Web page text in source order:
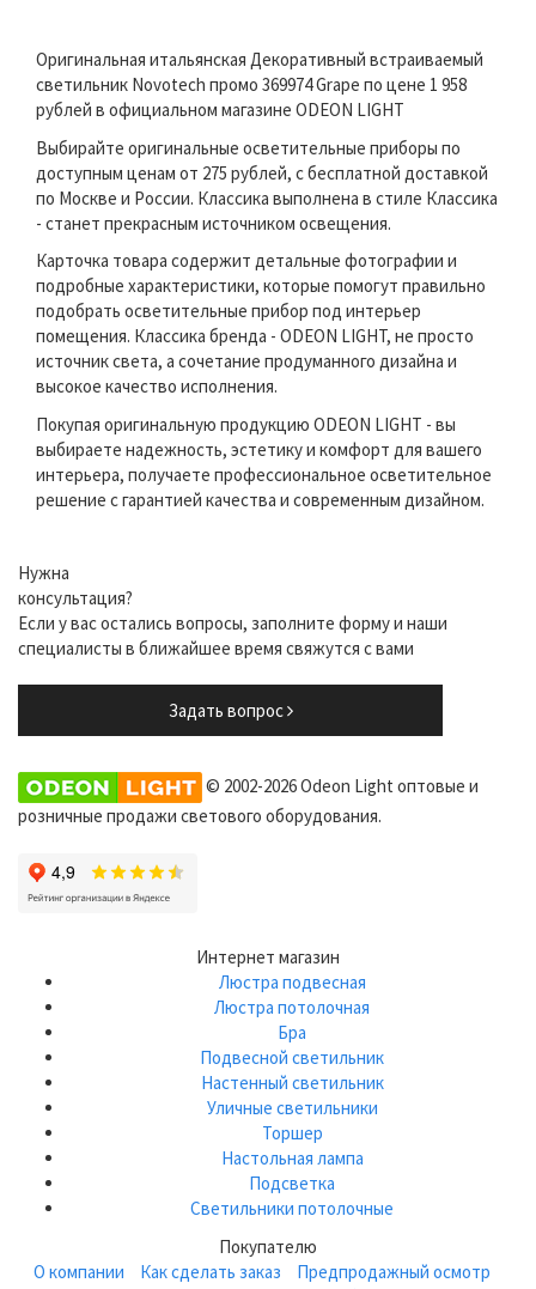
Оригинальная итальянская Декоративный встраиваемый
светильник Novotech промо 369974 Grape по цене 1 958
рублей в официальном магазине ODEON LIGHT
Выбирайте оригинальные осветительные приборы по
доступным ценам от 275 рублей, с бесплатной доставкой
по Москве и России. Классика выполнена в стиле Классика
- станет прекрасным источником освещения.
Карточка товара содержит детальные фотографии и
подробные характеристики, которые помогут правильно
подобрать осветительные прибор под интерьер
помещения. Классика бренда - ODEON LIGHT, не просто
источник света, а сочетание продуманного дизайна и
высокое качество исполнения.
Покупая оригинальную продукцию ODEON LIGHT - вы
выбираете надежность, эстетику и комфорт для вашего
интерьера, получаете профессиональное осветительное
решение с гарантией качества и современным дизайном.
Нужна
консультация?
Если у вас остались вопросы, заполните форму и наши
специалисты в ближайшее время свяжутся с вами
Задать вопрос
© 2002-2026 Odeon Light оптовые и
розничные продажи светового оборудования.
Интернет магазин
Люстра подвесная
Люстра потолочная
Бра
Подвесной светильник
Настенный светильник
Уличные светильники
Торшер
Настольная лампа
Подсветка
Светильники потолочные
Покупателю
О компании
Как сделать заказ
Предпродажный осмотр